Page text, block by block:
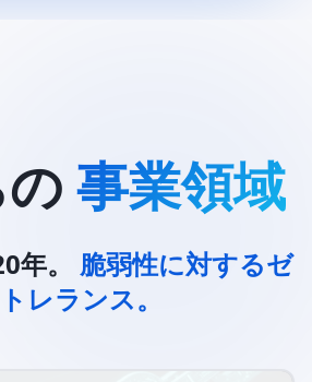
事業領域
年。
脆弱性に対するゼ
レランス。